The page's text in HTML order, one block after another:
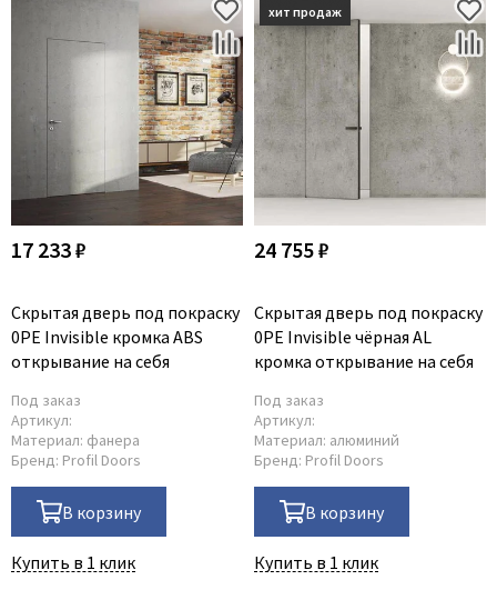
17 233 ₽
Скрытая дверь под покраску
0PE Invisible кромка ABS
открывание на себя
Под заказ
Артикул:
Материал: фанера
Бренд: Profil Doors
В корзину
Купить в 1 клик
24 755 ₽
Скрытая дверь под покраску
0PE Invisible чёрная AL
кромка открывание на себя
Под заказ
Артикул:
Материал: алюминий
Бренд: Profil Doors
В корзину
Купить в 1 клик